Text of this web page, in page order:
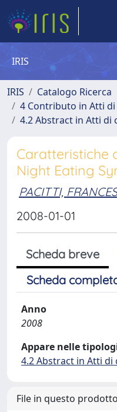
IRIS
IRIS
Catalogo Ricerca
4 Contributo in Atti
4.2 Abstract in Atti di
Caratteristiche
Night Eating
PACITTI,
2008-01-01
Scheda breve
Scheda
Anno
2008
Appare nelle
4.2 Abstract in Atti di
File in questo